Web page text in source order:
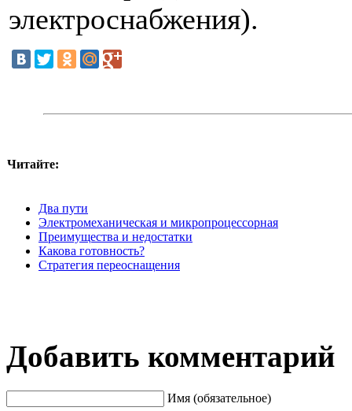
электроснабжения).
Читайте:
Два пути
Электромеханическая и микропроцессорная
Преимущества и недостатки
Какова готовность?
Стратегия переоснащения
Добавить комментарий
Имя (обязательное)